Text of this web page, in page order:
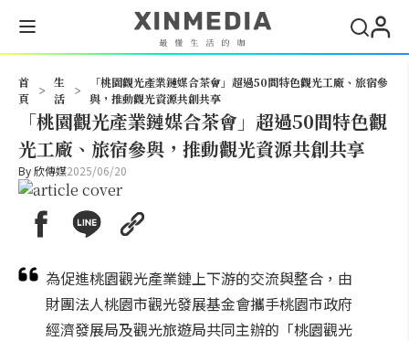
首
頁
>
生
活
>
「桃園觀光產業鏈媒合茶會」超過50間特色觀光工廠、旅宿參
與，推動觀光資源共創共享
「桃園觀光產業鏈媒合茶會」超過50間特色觀
光工廠、旅宿參與，推動觀光資源共創共享
By欣傳媒2025/06/20
為促進桃園觀光產業鏈上下游的交流與整合，由
財團法人桃園市觀光發展基金會攜手桃園市政府
經濟發展局及觀光旅遊局共同主辦的「桃園觀光